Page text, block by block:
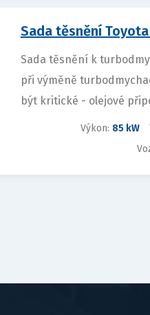
Sada těsnění Toyota
Sada těsnění k
při výměně
být kritické - olejové
Výkon: 85 kW